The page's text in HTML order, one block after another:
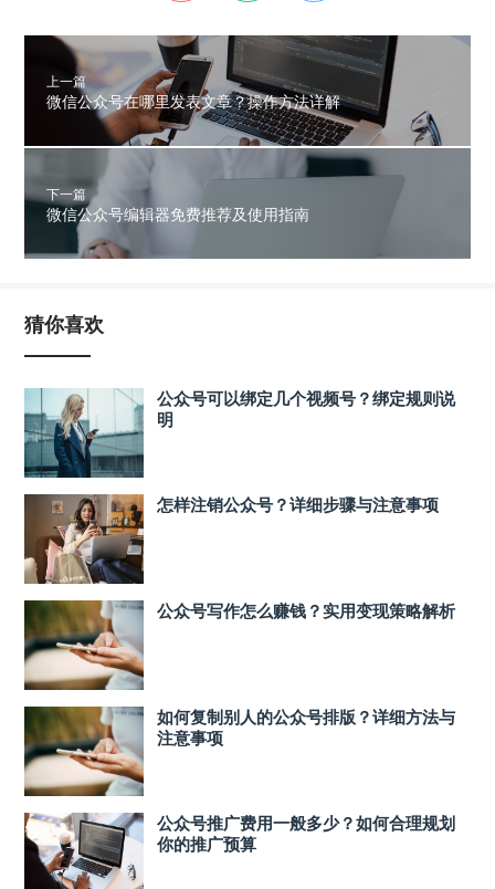
上一篇
微信公众号在哪里发表文章？操作方法详解
下一篇
微信公众号编辑器免费推荐及使用指南
猜你喜欢
公众号可以绑定几个视频号？绑定规则说
明
怎样注销公众号？详细步骤与注意事项
公众号写作怎么赚钱？实用变现策略解析
如何复制别人的公众号排版？详细方法与
注意事项
公众号推广费用一般多少？如何合理规划
你的推广预算